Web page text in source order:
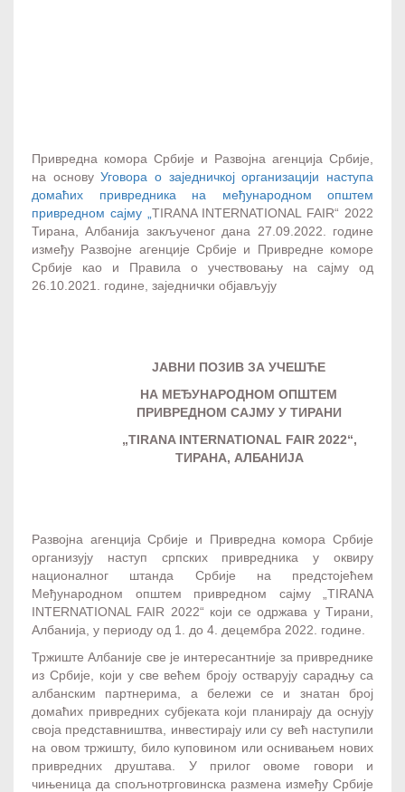
Привредна комора Србије и Развојна агенција Србије,
на основуУговора о заједничкој организацији наступа
домаћих привредника на међународном општем
привредном сајму „ TIRANA INTERNATIONAL FAIR“ 2022
Тирана, Албанија закљученог дана 27.09.2022. године
између Развојне агенције Србије и Привредне коморе
Србије као и Правила о учествовању на сајму од
26.10.2021. године, заједнички објављују
ЈАВНИ ПОЗИВ ЗА УЧЕШЋЕ
НА МЕЂУНАРОДНОМ ОПШТЕМ
ПРИВРЕДНОМ САЈМУ У ТИРАНИ
„TIRANA INTERNATIONAL FAIR 2022“,
ТИРАНА, АЛБАНИЈА
Развојна агенција Србије и Привредна комора Србије
организују наступ српских привредника у оквиру
националног штанда Србије на предстојећем
Међународном општем привредном сајму „TIRANA
INTERNATIONAL FAIR 2022“ који се одржава у Tирани,
Албанија, у периоду од 1. до 4. децембра 2022. године.
Тржиште Албаније све је интересантније за привреднике
из Србије, који у све већем броју остварују сарадњу са
албанским партнерима, а бележи се и знатан број
домаћих привредних субјеката који планирају да оснују
своја представништва, инвестирају или су већ наступили
на овом тржишту, било куповином или оснивањем нових
привредних друштава. У прилог овоме говори и
чињеница да спољнотрговинска размена између Србије